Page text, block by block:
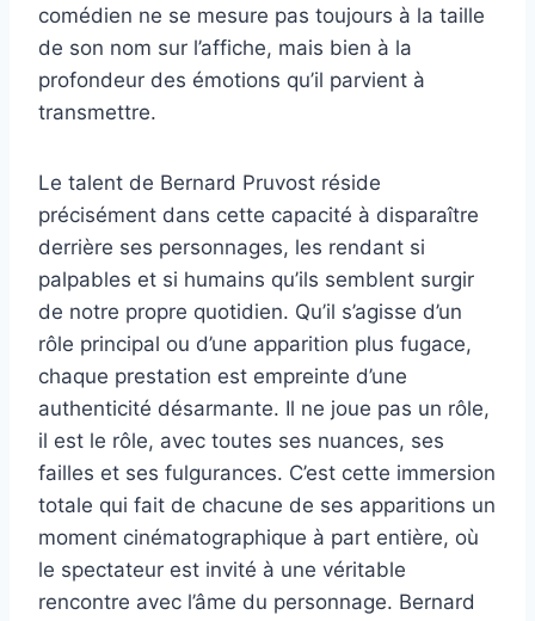
comédien ne se mesure pas toujours à la taille
de son nom sur l’affiche, mais bien à la
profondeur des émotions qu’il parvient à
transmettre.
Le talent de Bernard Pruvost réside
précisément dans cette capacité à disparaître
derrière ses personnages, les rendant si
palpables et si humains qu’ils semblent surgir
de notre propre quotidien. Qu’il s’agisse d’un
rôle principal ou d’une apparition plus fugace,
chaque prestation est empreinte d’une
authenticité désarmante. Il ne joue pas un rôle,
il est le rôle, avec toutes ses nuances, ses
failles et ses fulgurances. C’est cette immersion
totale qui fait de chacune de ses apparitions un
moment cinématographique à part entière, où
le spectateur est invité à une véritable
rencontre avec l’âme du personnage. Bernard